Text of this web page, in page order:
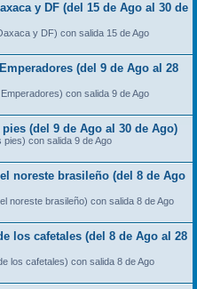
y DF (del 15 de Ago al 30 de
y DF) con salida 15 de Ago
(del 9 de Ago al 28
con salida 9 de Ago
(del 9 de Ago al 30 de Ago)
con salida 9 de Ago
noreste brasileño (del 8 de Ago
noreste brasileño) con salida 8 de Ago
los cafetales (del 8 de Ago al 28
los cafetales) con salida 8 de Ago